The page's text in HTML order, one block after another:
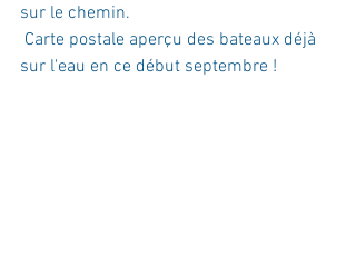
sur le chemin.
Carte postale aperçu des bateaux déjà
sur l'eau en ce début septembre !